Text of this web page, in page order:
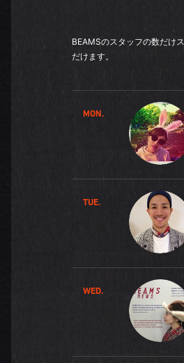
BEAMSのスタッフの数だけ
だけます。
MON.
私はワン
主人も、
買って！
クローゼ
職活動で
心しました
が、お小
TUE.
「ビーム
ァンが訪
の時期に
WED.